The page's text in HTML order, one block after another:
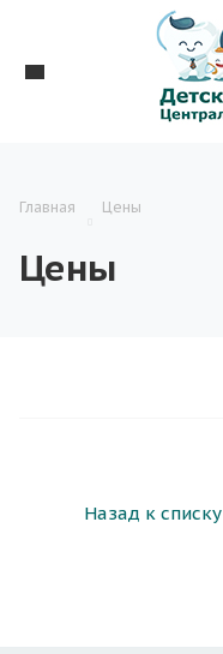
Главная Цены
Цены
Назад к списку